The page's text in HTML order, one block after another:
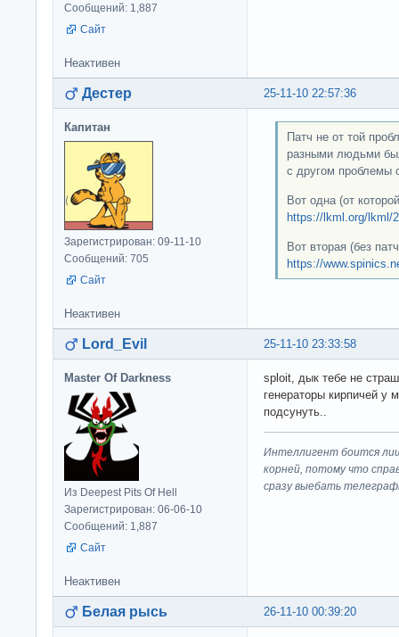
Сообщений: 1,887
Сайт
Неактивен
25-11-10 22:57:36
Дестер
Капитан
Зарегистрирован: 09-11-10
Сообщений: 705
Сайт
Патч не от той
разными людьми
с другом проблемы
Вот одна (от
https://lkml.org/lkml/
Вот вторая (без
https://
Неактивен
25-11-10 23:33:58
Lord_Evil
Master Of Darkness
Из Deepest Pits Of Hell
Зарегистрирован: 06-06-10
Сообщений: 1,887
Сайт
sploit, дык тебе не
генераторы кирпичей у
подсунуть..
Интеллигент боится
корней, потому что
сразу выeбaть
Неактивен
26-11-10 00:39:20
Белая рысь